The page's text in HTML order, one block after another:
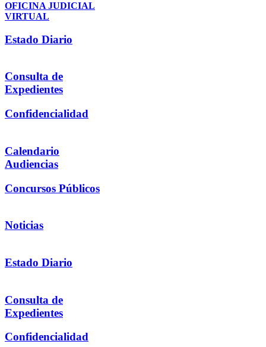
OFICINA JUDICIAL
VIRTUAL
Estado Diario
Consulta de
Expedientes
Confidencialidad
Calendario
Audiencias
Concursos Públicos
Noticias
Estado Diario
Consulta de
Expedientes
Confidencialidad